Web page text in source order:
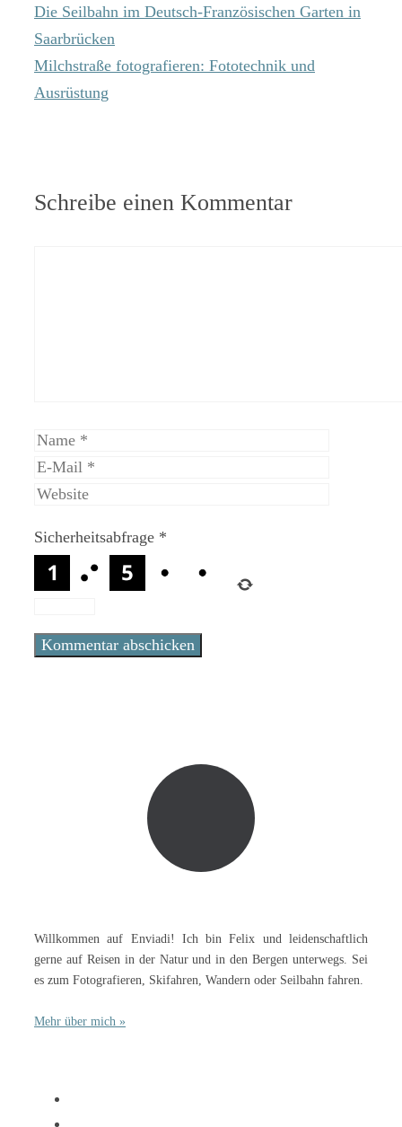
Die Seilbahn im Deutsch-Französischen Garten in
Saarbrücken
Milchstraße fotografieren: Fototechnik und
Ausrüstung
Schreibe einen Kommentar
Name
Sicherheitsabfrage *
Willkommen auf Enviadi! Ich bin Felix und leidenschaftlich
gerne auf Reisen in der Natur und in den Bergen unterwegs. Sei
es zum Fotografieren, Skifahren, Wandern oder Seilbahn fahren.
Mehr über mich »